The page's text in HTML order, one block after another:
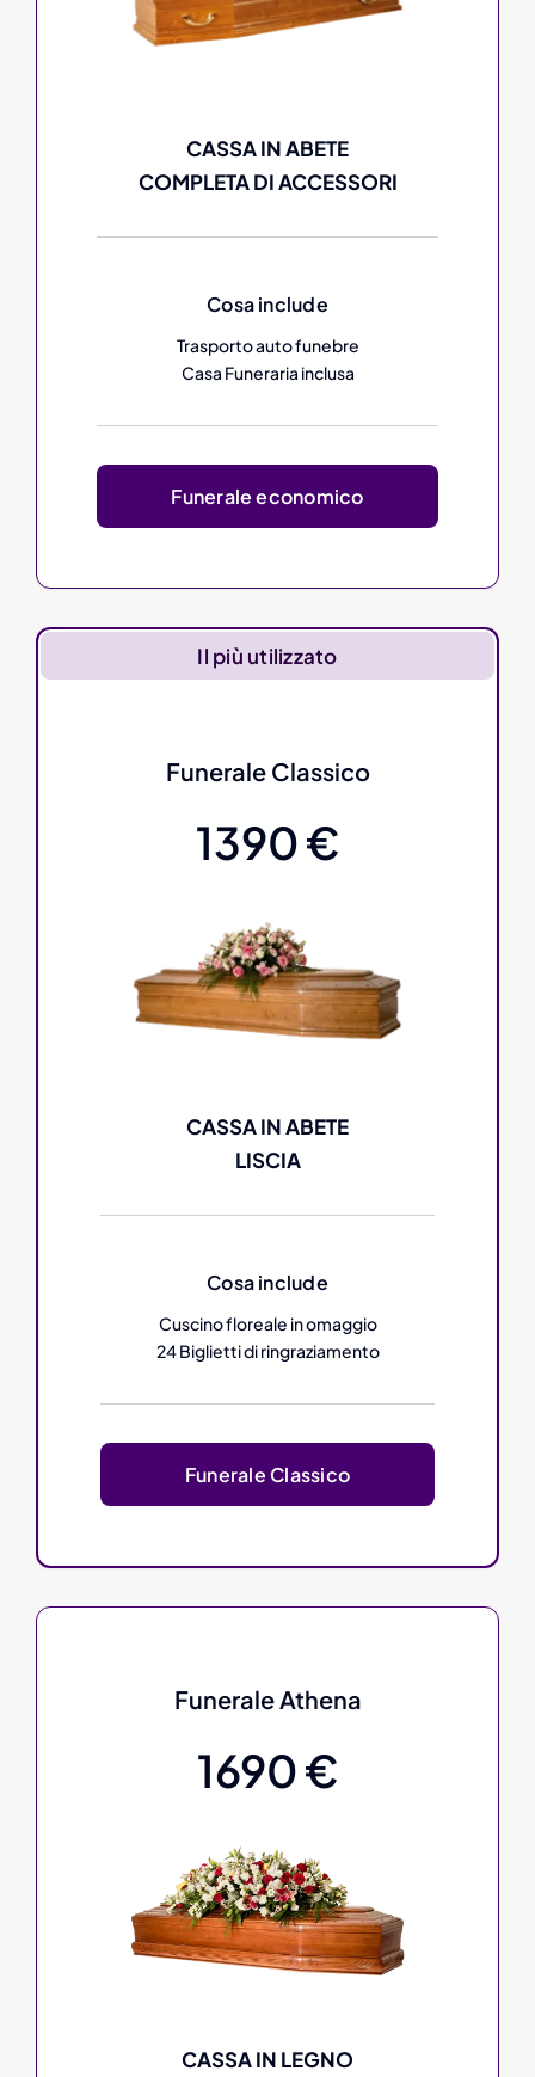
CASSA IN ABETE
COMPLETA DI ACCESSORI
Cosa include
Trasporto auto funebre
Casa Funeraria inclusa
Funerale economico
Il più utilizzato
Funerale Classico
1390 €
CASSA IN ABETE
LISCIA
Cosa include
Cuscino floreale in omaggio
24 Biglietti di ringraziamento
Funerale Classico
Funerale Athena
1690 €
CASSA IN LEGNO